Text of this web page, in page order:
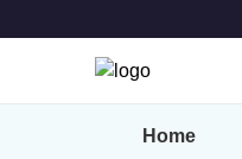
Home